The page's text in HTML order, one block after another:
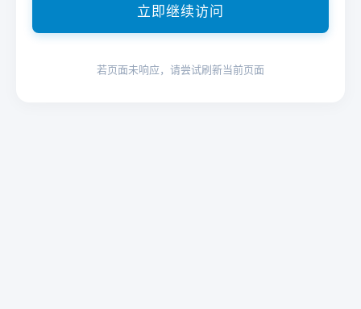
立即继续访问
若页面未响应，请尝试刷新当前页面